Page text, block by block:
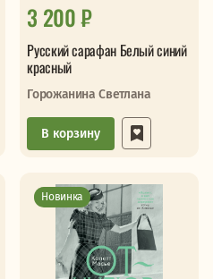
3 200 ₽
Русский сарафан Белый синий
красный
Горожанина Светлана
В корзину
Новинка